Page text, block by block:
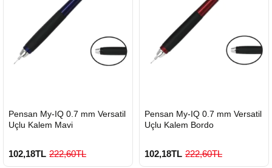
GÖNDERİ
Pensan My-IQ 0.7 mm Versatil
Uçlu Kalem Mavi
102,18TL 222,60TL
GÖNDERİ
Pensan My-IQ 0.7 mm Versatil
Uçlu Kalem Bordo
102,18TL 222,60TL